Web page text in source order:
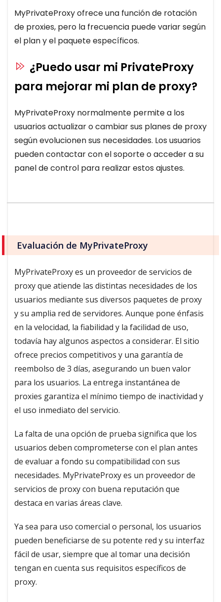
MyPrivateProxy ofrece una función de rotación
de proxies, pero la frecuencia puede variar según
el plan y el paquete específicos.
¿Puedo usar mi PrivateProxy
para mejorar mi plan de proxy?
MyPrivateProxy normalmente permite a los
usuarios actualizar o cambiar sus planes de proxy
según evolucionen sus necesidades. Los usuarios
pueden contactar con el soporte o acceder a su
panel de control para realizar estos ajustes.
Evaluación de MyPrivateProxy
MyPrivateProxy es un proveedor de servicios de
proxy que atiende las distintas necesidades de los
usuarios mediante sus diversos paquetes de proxy
y su amplia red de servidores. Aunque pone énfasis
en la velocidad, la fiabilidad y la facilidad de uso,
todavía hay algunos aspectos a considerar. El sitio
ofrece precios competitivos y una garantía de
reembolso de 3 días, asegurando un buen valor
para los usuarios. La entrega instantánea de
proxies garantiza el mínimo tiempo de inactividad y
el uso inmediato del servicio.
La falta de una opción de prueba significa que los
usuarios deben comprometerse con el plan antes
de evaluar a fondo su compatibilidad con sus
necesidades. MyPrivateProxy es un proveedor de
servicios de proxy con buena reputación que
destaca en varias áreas clave.
Ya sea para uso comercial o personal, los usuarios
pueden beneficiarse de su potente red y su interfaz
fácil de usar, siempre que al tomar una decisión
tengan en cuenta sus requisitos específicos de
proxy.